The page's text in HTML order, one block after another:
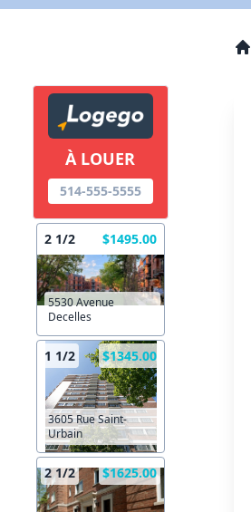
À LOUER
514-555-5555
2 1/2 $1495.00
5530 Avenue
Decelles
1 1/2 $1345.00
3605 Rue Saint-
Urbain
2 1/2 $1625.00